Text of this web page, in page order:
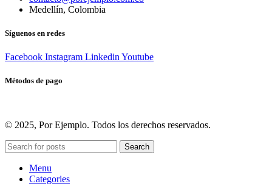
Medellín, Colombia
Síguenos en redes
Facebook Instagram Linkedin Youtube
Métodos de pago
© 2025, Por Ejemplo. Todos los derechos reservados.
Search
Menu
Categories